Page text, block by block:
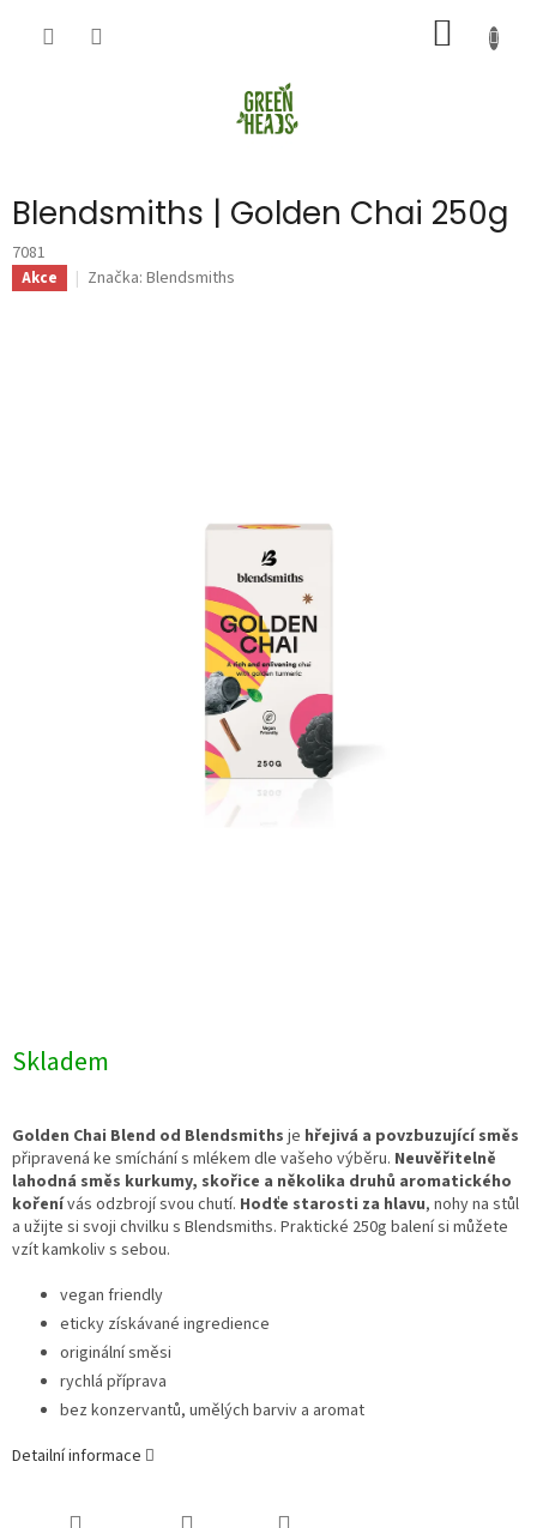
KOŠÍK
Blendsmiths | Golden Chai 250g
7081
Akce Značka: Blendsmiths
Skladem
Golden Chai Blend od Blendsmiths je hřejivá a povzbuzující směs
připravená ke smíchání s mlékem dle vašeho výběru. Neuvěřitelně
lahodná směs kurkumy, skořice a několika druhů aromatického
kořenívás odzbrojí svou chutí. Hodťe starosti za hlavu, nohy na stůl
a užijte si svoji chvilku s Blendsmiths. Praktické 250g balení si můžete
vzít kamkoliv s sebou.
vegan friendly
eticky získávané ingredience
originální směsi
rychlá příprava
bez konzervantů, umělých barviv a aromat
Detailní informace